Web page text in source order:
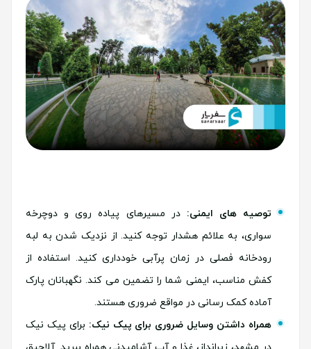
توصیه های ایمنی: در مسیرهای پیاده روی و دوچرخه
سواری، به علائم هشدار توجه کنید. از نزدیک شدن به لبه
رودخانه فصلی در زمان پرآبی خودداری کنید. استفاده از
کفش مناسب، ایمنی شما را تضمین می کند. نگهبانان پارک
آماده کمک رسانی در مواقع ضروری هستند.
همراه داشتن وسایل ضروری برای پیک نیک: برای پیک نیک